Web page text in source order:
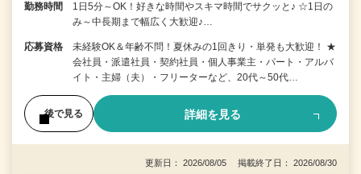
勤務時間
1日5分～OK！好きな時間やスキマ時間でサクッと♪ ☆1日の
み～中長期まで幅広く大歓迎♪…
応募資格
未経験OK＆年齢不問！夏休みの1回きり・単発も大歓迎！ ★
会社員・派遣社員・契約社員・個人事業主・パート・アルバ
イト・主婦（夫）・フリーターなど、20代～50代…
後で見る 詳細を見る
更新日： 2026/08/05 掲載終了日： 2026/08/30